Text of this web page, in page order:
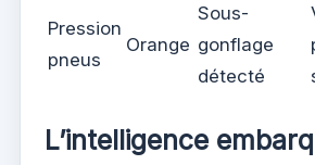
Pression
pneus
Orange
Sous-
gonflage
détecté
L’intelligence